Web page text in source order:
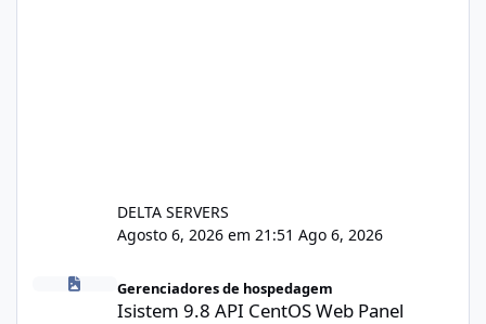
DELTA SERVERS
Agosto 6, 2026 em 21:51 Ago 6, 2026
Gerenciadores de hospedagem
Isistem 9.8 API CentOS Web Panel